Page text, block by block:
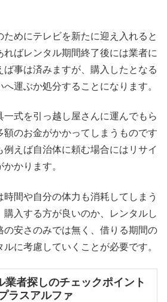
めにテレビを新たに迎え入れると
ればレンタル期間終了後には業者に
ば事は済みますが、購入したとなる
運ぶか処分することになります。
一式を引っ越し屋さんに運んでもら
額のお金がかかってしまうものです
例えば自治体に頼む場合にはリサイ
かります。
間や自分の体力も消耗してしまう
購入する方が良いのか、レンタルし
の安さのみでは無く、借りる期間の
に考慮していくことが必要です。
業者探しのチェックポイント
ラスアルファ